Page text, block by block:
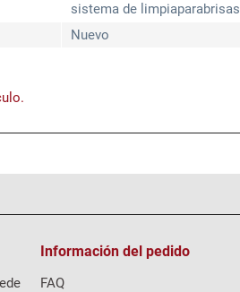
sistema de limpiaparabrisas
Nuevo
Información del pedido
FAQ